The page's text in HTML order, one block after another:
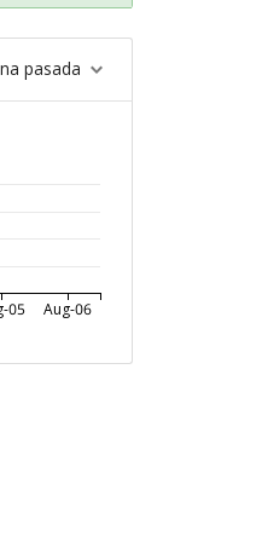
pasada
05 Aug-06